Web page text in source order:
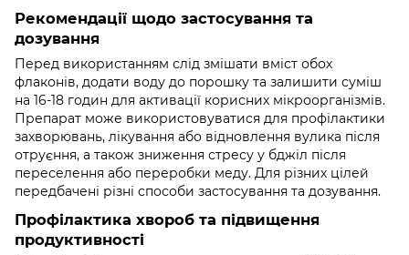
Рекомендації щодо застосування та
дозування
Перед використанням слід змішати вміст обох
флаконів, додати воду до порошку та залишити суміш
на 16-18 годин для активації корисних мікроорганізмів.
Препарат може використовуватися для профілактики
захворювань, лікування або відновлення вулика після
отруєння, а також зниження стресу у бджіл після
переселення або переробки меду. Для різних цілей
передбачені різні способи застосування та дозування.
Профілактика хвороб та підвищення
продуктивності